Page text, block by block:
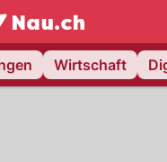
NAU.ch
Wirtschaft